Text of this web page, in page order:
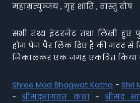
महाम्रत्युन्जय , गृह शांति , वास्तु दोष
सभी तथ्य इंटरनेट तथा लिखी हुए
होम पेज पैर लिंक दिए है की मदद से
निकालकर एक जगह एकत्रित किया
Shree Mad Bhagwat Katha - Shri
- श्रीमद्भागवत कथा- श्रीमद